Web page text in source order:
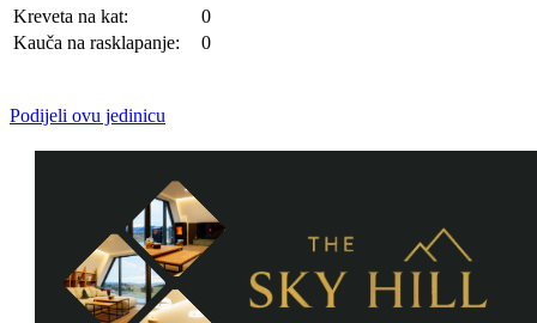
Kreveta na kat:
0
Kauča na rasklapanje:
0
Podijeli ovu jedinicu